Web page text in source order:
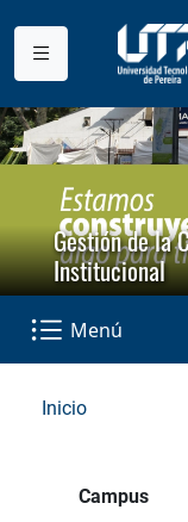
Gestión de la
Institucional
Menú
Inicio
Campus